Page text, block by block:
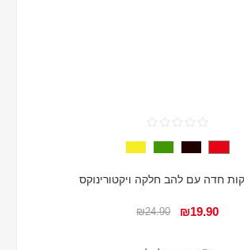
חדה עם להב חלקה ויקטורינוקס
₪19.90
₪24.90